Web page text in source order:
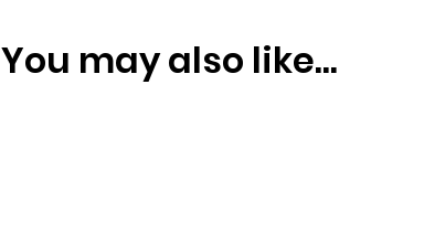
You may also like...